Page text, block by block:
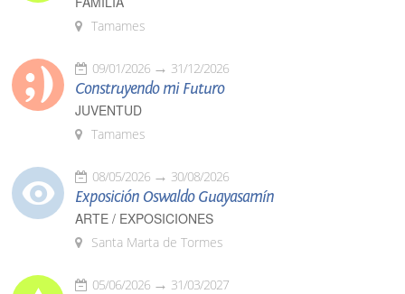
Tamames
09/01/2026 31/12/2026
Construyendo mi Futuro
JUVENTUD
Tamames
08/05/2026 30/08/2026
Exposición Oswaldo Guayasamín
ARTE / EXPOSICIONES
Santa Marta de Tormes
05/06/2026 31/03/2027